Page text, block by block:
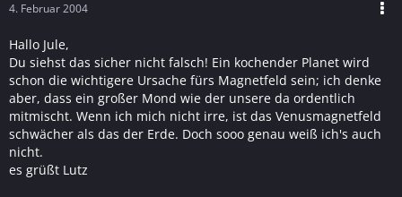
4. Februar 2004
Hallo Jule,
Du siehst das sicher nicht falsch! Ein kochender Planet wird
schon die wichtigere Ursache fürs Magnetfeld sein; ich denke
aber, dass ein großer Mond wie der unsere da ordentlich
mitmischt. Wenn ich mich nicht irre, ist das Venusmagnetfeld
schwächer als das der Erde. Doch sooo genau weiß ich's auch
nicht.
es grüßt Lutz